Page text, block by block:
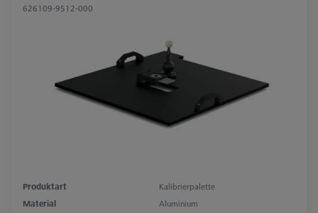
626109-9512-000
Produktart
Kalibrierpalette
Material
Aluminium